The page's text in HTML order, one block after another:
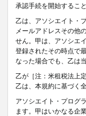
承認手続を開始するこ
乙は、アソシエイト・
メールアドレスその他
せん。甲は、アソシエ
登録されたその時点で
なった場合でも、乙は
乙が［注：米租税法上
乙は、本規約に基づく
アソシエイト・プログ
ます。甲はいかなる企